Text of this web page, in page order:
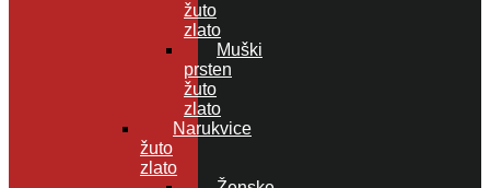
žuto
zlato
Muški
prsten
žuto
zlato
Narukvice
žuto
zlato